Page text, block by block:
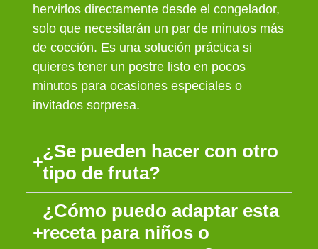
hervirlos directamente desde el congelador,
solo que necesitarán un par de minutos más
de cocción. Es una solución práctica si
quieres tener un postre listo en pocos
minutos para ocasiones especiales o
invitados sorpresa.
¿Se pueden hacer con otro
tipo de fruta?
¿Cómo puedo adaptar esta
receta para niños o